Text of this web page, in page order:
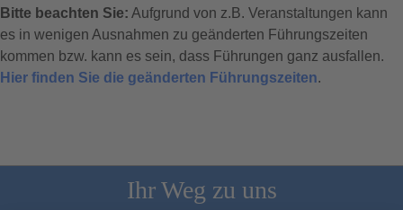
Bitte beachten Sie: Aufgrund von z.B. Veranstaltungen kann
es in wenigen Ausnahmen zu geänderten Führungszeiten
kommen bzw. kann es sein, dass Führungen ganz ausfallen.
Hier finden Sie die geänderten Führungszeiten.
Ihr Weg zu uns